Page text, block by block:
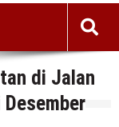
di Jalan